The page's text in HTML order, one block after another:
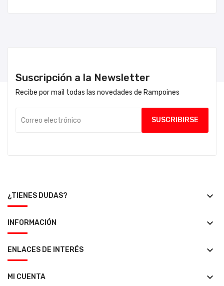
Suscripción a la Newsletter
Recibe por mail todas las novedades de Rampoines
¿TIENES DUDAS? keyboard_arrow_down
INFORMACIÓN keyboard_arrow_down
ENLACES DE INTERÉS keyboard_arrow_down
MI CUENTA keyboard_arrow_down